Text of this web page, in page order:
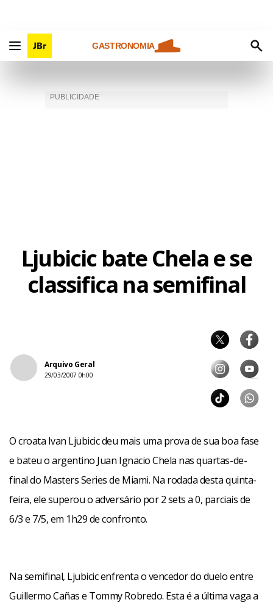
GASTRONOMIA
Ljubicic bate Chela e se
classifica na semifinal
Arquivo Geral
29/03/2007 0h00
O croata Ivan Ljubicic deu mais uma prova de sua boa fase
e bateu o argentino Juan Ignacio Chela nas quartas-de-
final do Masters Series de Miami. Na rodada desta quinta-
feira, ele superou o adversário por 2 sets a 0, parciais de
6/3 e 7/5, em 1h29 de confronto.
Na semifinal, Ljubicic enfrenta o vencedor do duelo entre
Guillermo Cañas e Tommy Robredo. Esta é a última vaga a